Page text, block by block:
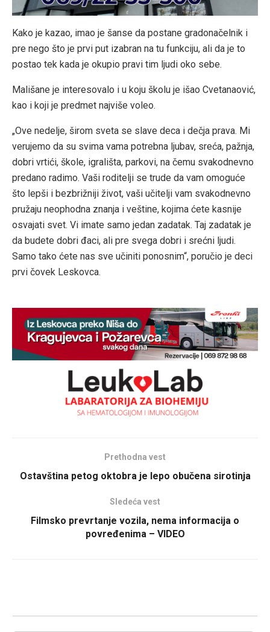
Kako je kazao, imao je šanse da postane gradonačelnik i
pre nego što je prvi put izabran na tu funkciju, ali da je to
postao tek kada je okupio pravi tim ljudi oko sebe.
Mališane je interesovalo i u koju školu je išao Cvetanaović,
kao i koji je predmet najviše voleo.
„Ove nedelje, širom sveta se slave deca i dečja prava. Mi
verujemo da su svima vama potrebna ljubav, sreća, pažnja,
dobri vrtići, škole, igrališta, parkovi, na čemu svakodnevno
predano radimo. Vaši roditelji se trude da vam omoguće
što lepši i bezbrižniji život, vaši učitelji vam svakodnevno
pružaju neophodna znanja i veštine, kojima ćete kasnije
osvajati svet. Vi imate samo jedan zadatak. Taj zadatak je
da budete dobri đaci, ali pre svega dobri i srećni ljudi.
Samo tako ćete nas sve učiniti ponosnim“, poručio je deci
prvi čovek Leskovca.
Prethodna vest
Ostavština petog oktobra je lepo obučena sirotinja
Sledeća vest
Filmsko prevrtanje vozila, nema informacija o
povređenima – VIDEO